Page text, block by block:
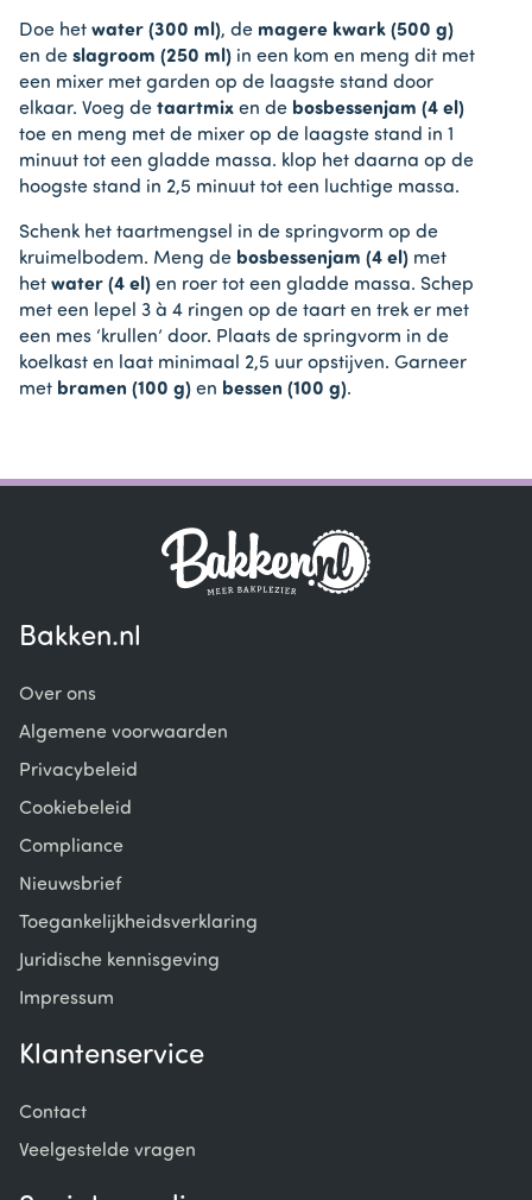
Doe het water (300 ml), de magere kwark (500 g)
en de slagroom (250 ml) in een kom en meng dit met
een mixer met garden op de laagste stand door
elkaar. Voeg de taartmix en de bosbessenjam (4 el)
toe en meng met de mixer op de laagste stand in 1
minuut tot een gladde massa. klop het daarna op de
hoogste stand in 2,5 minuut tot een luchtige massa.
Schenk het taartmengsel in de springvorm op de
kruimelbodem. Meng de bosbessenjam (4 el) met
het water (4 el) en roer tot een gladde massa. Schep
met een lepel 3 à 4 ringen op de taart en trek er met
een mes ‘krullen’ door. Plaats de springvorm in de
koelkast en laat minimaal 2,5 uur opstijven. Garneer
met bramen (100 g) en bessen (100 g).
Bakken.nl
Over ons
Algemene voorwaarden
Privacybeleid
Cookiebeleid
Compliance
Nieuwsbrief
Toegankelijkheidsverklaring
Juridische kennisgeving
Impressum
Klantenservice
Contact
Veelgestelde vragen